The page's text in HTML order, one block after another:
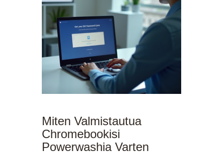
Miten Valmistautua
Chromebookisi
Powerwashia Varten